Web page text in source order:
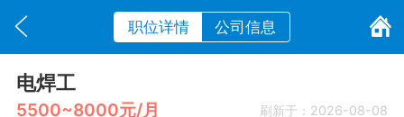
职位详情 公司信息
电焊工
5500~8000元/月 刷新于：2026-08-08